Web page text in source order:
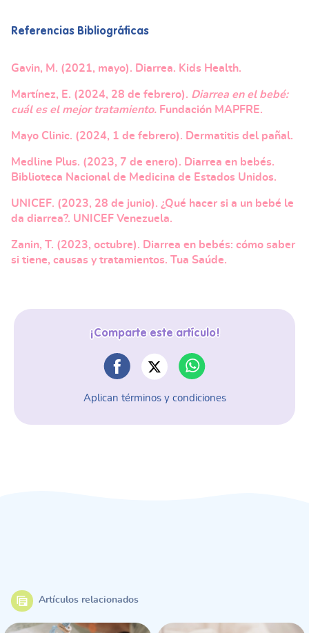
Referencias Bibliográficas
Gavin, M. (2021, mayo). Diarrea. Kids Health.
Martínez, E. (2024, 28 de febrero). Diarrea en el bebé:
cuál es el mejor tratamiento. Fundación MAPFRE.
Mayo Clinic. (2024, 1 de febrero). Dermatitis del pañal.
Medline Plus. (2023, 7 de enero). Diarrea en bebés.
Biblioteca Nacional de Medicina de Estados Unidos.
UNICEF. (2023, 28 de junio). ¿Qué hacer si a un bebé le
da diarrea?. UNICEF Venezuela.
Zanin, T. (2023, octubre). Diarrea en bebés: cómo saber
si tiene, causas y tratamientos. Tua Saúde.
¡Comparte este artículo!
Aplican términos y condiciones
Artículos relacionados